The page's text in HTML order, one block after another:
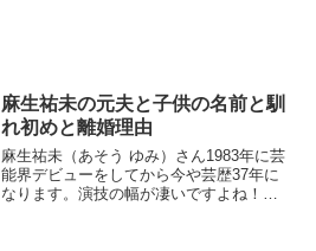
麻生祐未の元夫と子供の名前と馴
れ初めと離婚理由
麻生祐未（あそう ゆみ）さん1983年に芸
能界デビューをしてから今や芸歴37年に
なります。演技の幅が凄いですよね！彼